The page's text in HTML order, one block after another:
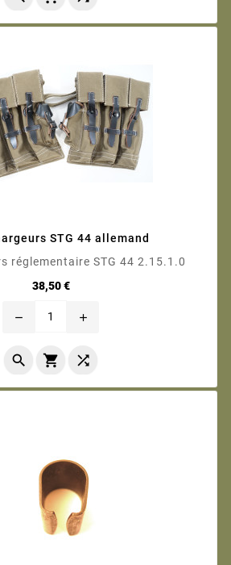
STG 44 allemand
Porte chargeurs réglementaire STG 44 2.15.1.0
38,50 €Prix
remove add
  